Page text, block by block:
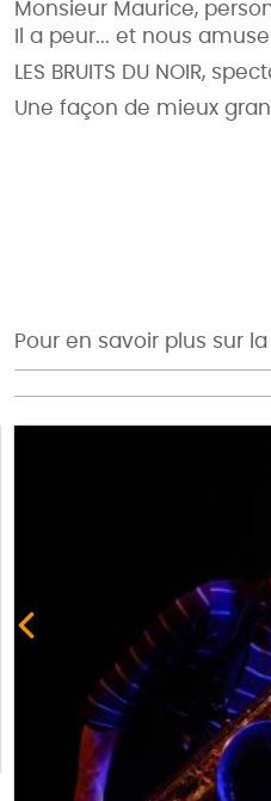
Monsieur Maurice,
Il a peur... et nous
LES BRUITS DU NOIR,
Une façon de mieux
Pour en savoir plus sur